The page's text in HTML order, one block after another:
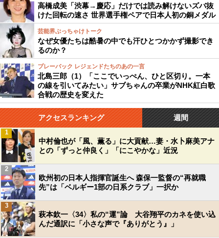
高橋成美「渋幕→慶応」だけでは読み解けないズバ抜
けた回転の速さ 世界選手権ペアで日本人初の銅メダル
芸能界ぶっちゃけトーク
なぜ女優たちは酷暑の中でも汗ひとつかかず撮影でき
るのか？
プレーバック レジェンドたちのあの一言
北島三郎（1）「ここでいっぺん、ひと区切り。一本
の線を引いてみたい」サブちゃんの卒業がNHK紅白歌
合戦の歴史を変えた
アクセスランキング 週間
中村倫也が「風、薫る」に大貢献…妻・水卜麻美アナ
との「ずっと仲良く」「にこやかな」近況
1
欧州初の日本人指揮官誕生へ 森保一監督の“再就職
先”は「ベルギー1部の日系クラブ」一択か
2
萩本欽一〈34〉私の“運”論 大谷翔平のカネを使い込
んだ通訳に「小さな声で『ありがとう』」
3